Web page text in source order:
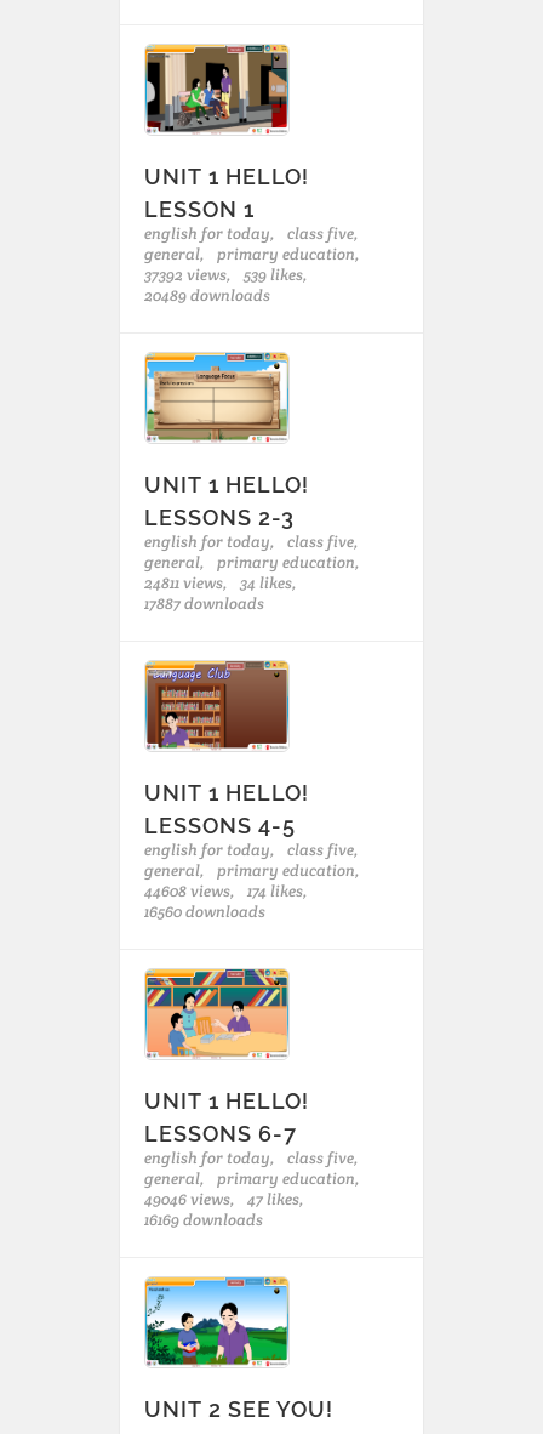
UNIT 1 HELLO!
LESSON 1
english for today,
class five,
general,
primary education,
37392 views,
539 likes,
20489 downloads
UNIT 1 HELLO!
LESSONS 2-3
english for today,
class five,
general,
primary education,
24811 views,
34 likes,
17887 downloads
UNIT 1 HELLO!
LESSONS 4-5
english for today,
class five,
general,
primary education,
44608 views,
174 likes,
16560 downloads
UNIT 1 HELLO!
LESSONS 6-7
english for today,
class five,
general,
primary education,
49046 views,
47 likes,
16169 downloads
UNIT 2 SEE YOU!